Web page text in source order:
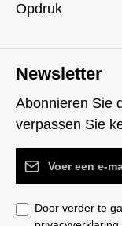
Newsletter
Abonnieren Sie
verpassen Sie
E-mailadres*
Door verder te
Opdruk